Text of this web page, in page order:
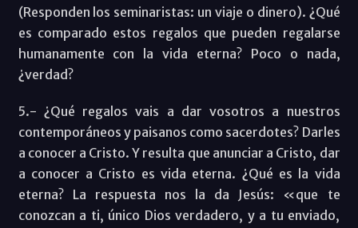
(Responden los seminaristas: un viaje o dinero). ¿Qué
es comparado estos regalos que pueden regalarse
humanamente con la vida eterna? Poco o nada,
¿verdad?
5.- ¿Qué regalos vais a dar vosotros a nuestros
contemporáneos y paisanos como sacerdotes? Darles
a conocer a Cristo. Y resulta que anunciar a Cristo, dar
a conocer a Cristo es vida eterna. ¿Qué es la vida
eterna? La respuesta nos la da Jesús: «que te
conozcan a ti, único Dios verdadero, y a tu enviado,